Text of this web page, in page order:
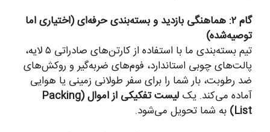
گام ۲: هماهنگی بازدید و بسته‌بندی حرفه‌ای (اختیاری اما
توصیه‌شده)
تیم بسته‌بندی ما با استفاده از کارتن‌های صادراتی ۵ لایه،
پالت‌های چوبی استاندارد، فوم‌های ضربه‌گیر و روکش‌های
ضد رطوبت، بار شما را برای سفر طولانی زمینی یا هوایی
آماده می‌کند. یک
لیست تفکیکی از اموال (Packing
List) به شما تحویل می‌شود.